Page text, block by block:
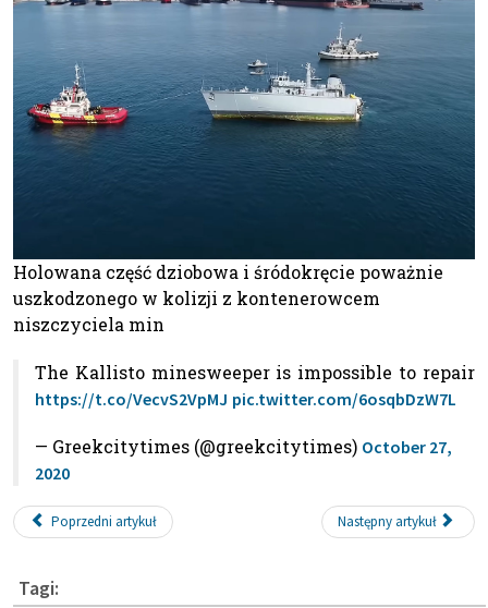
Holowana część dziobowa i śródokręcie poważnie
uszkodzonego w kolizji z kontenerowcem
niszczyciela min
The Kallisto minesweeper is impossible to repair
https://t.co/VecvS2VpMJ pic.twitter.com/6osqbDzW7L
— Greekcitytimes (@greekcitytimes) October 27,
2020
Poprzedni artykuł Następny artykuł
Tagi: